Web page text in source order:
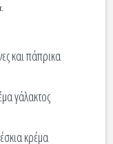
και πάπρικα
γάλακτος
κρέμα